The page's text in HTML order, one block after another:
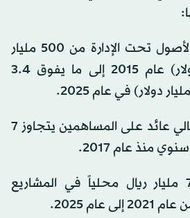
- تحقيق ارتفاع في الأصول تحت الإدارة من 500 مليار
ريال (133.3 مليار دولار) عام 2015 إلى ما يفوق 3.4
- استمرار تحقيق إجمالي عائد على المساهمين يتجاوز 7
منذ عام 2017.
- استثمار قرابة 750 مليار ريال محلياً في المشاريع
عام 2025.